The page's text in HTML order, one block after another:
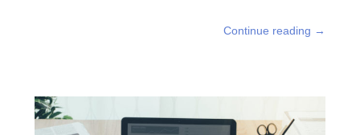
Continue reading →